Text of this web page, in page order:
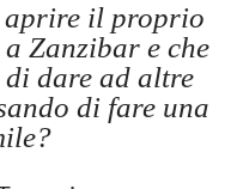
aprire il proprio
Zanzibar e che
dare ad altre
di fare una